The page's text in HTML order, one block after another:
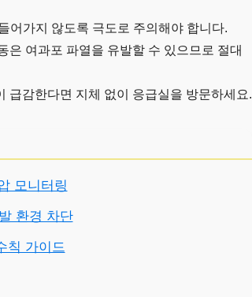
어가지 않도록 극도로 주의해야 합니다.
은 여과포 파열을 유발할 수 있으므로 절대
급감한다면 지체 없이 응급실을 방문하세요.
모니터링
환경 차단
칙 가이드